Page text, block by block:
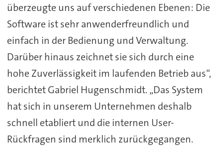
überzeugte uns auf verschiedenen Ebenen: Die
Software ist sehr anwenderfreundlich und
einfach in der Bedienung und Verwaltung.
Darüber hinaus zeichnet sie sich durch eine
hohe Zuverlässigkeit im laufenden Betrieb aus“,
berichtet Gabriel Hugenschmidt. „Das System
hat sich in unserem Unternehmen deshalb
schnell etabliert und die internen User-
Rückfragen sind merklich zurückgegangen.